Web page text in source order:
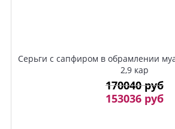
Серьги с сапфиром в обрамлении
2,9 кар
170040 руб
153036 руб